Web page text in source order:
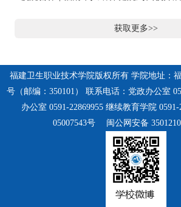
获取更多>>
福建卫生职业技术学院版权所有 学院地址：
号（邮编：350101） 联系电话：党政办公室
办公室 0591-22869955 继续教育学院
05007543号
闽公网安备